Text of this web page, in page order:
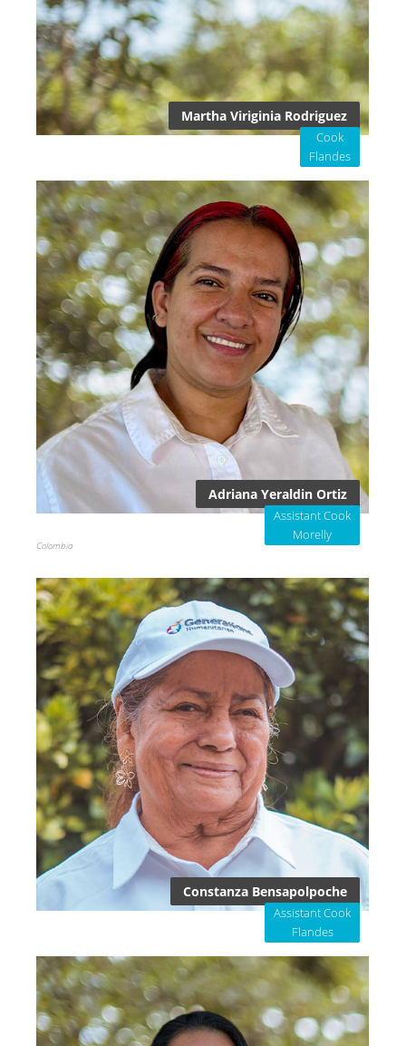
Martha Viriginia Rodriguez
Cook
Flandes
Adriana Yeraldin Ortiz
Assistant Cook
Morelly
Colombia
Constanza Bensapolpoche
Assistant Cook
Flandes